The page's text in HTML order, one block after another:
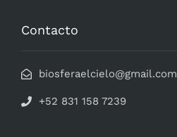
Contacto
biosferaelcielo@gmail.com
+52 831 158 7239